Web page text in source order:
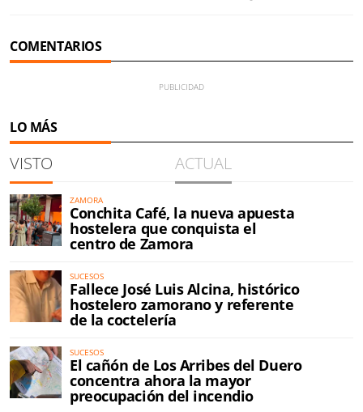
COMENTARIOS
LO MÁS
VISTO ACTUAL
ZAMORA
Conchita Café, la nueva apuesta
hostelera que conquista el
centro de Zamora
SUCESOS
Fallece José Luis Alcina, histórico
hostelero zamorano y referente
de la coctelería
SUCESOS
El cañón de Los Arribes del Duero
concentra ahora la mayor
preocupación del incendio